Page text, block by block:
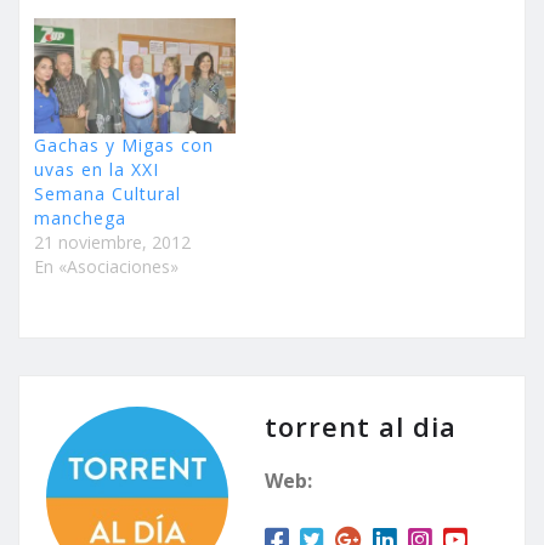
Gachas y Migas con
uvas en la XXI
Semana Cultural
manchega
21 noviembre, 2012
En «Asociaciones»
torrent al dia
Web: